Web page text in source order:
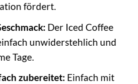
fördert.
Der Iced Coffee
unwiderstehlich und
Tage.
zubereitet: Einfach mit